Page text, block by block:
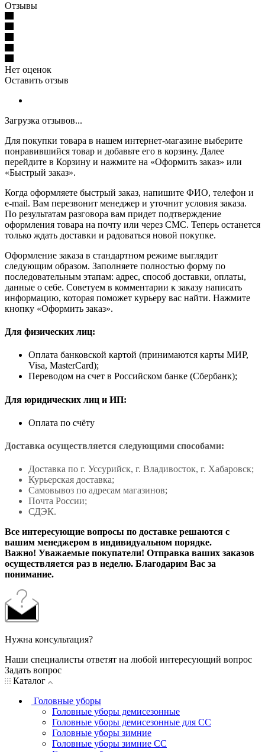
Отзывы
Нет оценок
Оставить отзыв
Загрузка отзывов...
Для покупки товара в нашем интернет-магазине выберите
понравившийся товар и добавьте его в корзину. Далее
перейдите в Корзину и нажмите на «Оформить заказ» или
«Быстрый заказ».
Когда оформляете быстрый заказ, напишите ФИО, телефон и
e-mail. Вам перезвонит менеджер и уточнит условия заказа.
По результатам разговора вам придет подтверждение
оформления товара на почту или через СМС. Теперь останется
только ждать доставки и радоваться новой покупке.
Оформление заказа в стандартном режиме выглядит
следующим образом. Заполняете полностью форму по
последовательным этапам: адрес, способ доставки, оплаты,
данные о себе. Советуем в комментарии к заказу написать
информацию, которая поможет курьеру вас найти. Нажмите
кнопку «Оформить заказ».
Для физических лиц:
Оплата банковской картой (принимаются карты МИР,
Visa, MasterCard);
Переводом на счет в Российском банке (Сбербанк);
Для юридических лиц и ИП:
Оплата по счёту
Доставка осуществляется следующими способами:
Доставка по г. Уссурийск, г. Владивосток, г. Хабаровск;
Курьерская доставка;
Самовывоз по адресам магазинов;
Почта России;
СДЭК.
Все интересующие вопросы по доставке решаются с
вашим менеджером в индивидуальном порядке.
Важно! Уважаемые покупатели! Отправка ваших заказов
осуществляется раз в неделю. Благодарим Вас за
понимание.
Нужна консультация?
Наши специалисты ответят на любой интересующий вопрос
Задать вопрос
Каталог
Головные уборы
Головные уборы демисезонные
Головные уборы демисезонные для СС
Головные уборы зимние
Головные уборы зимние СС